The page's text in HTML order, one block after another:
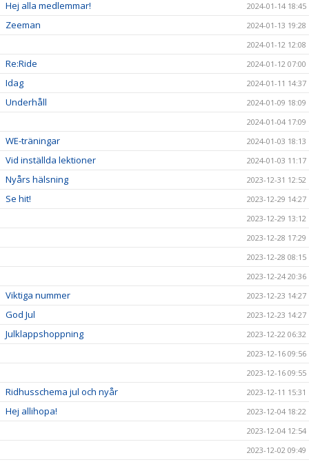
Hej alla medlemmar! 2024-01-14 18:45
Zeeman
2024-01-13 19:28
2024-01-12 12:08
Re:Ride 2024-01-12 07:00
Idag 2024-01-11 14:37
Underhåll
2024-01-09 18:09
2024-01-04 17:09
WE-träningar 2024-01-03 18:13
Vid inställda lektioner 2024-01-03 11:17
Nyårs hälsning 2023-12-31 12:52
Se hit!
2023-12-29 14:27
2023-12-29 13:12
2023-12-28 17:29
2023-12-28 08:15
2023-12-24 20:36
Viktiga nummer 2023-12-23 14:27
God Jul 2023-12-23 14:27
Julklappshoppning
2023-12-22 06:32
2023-12-16 09:56
2023-12-16 09:55
Ridhusschema jul och nyår 2023-12-11 15:31
Hej allihopa!
2023-12-04 18:22
2023-12-04 12:54
2023-12-02 09:49